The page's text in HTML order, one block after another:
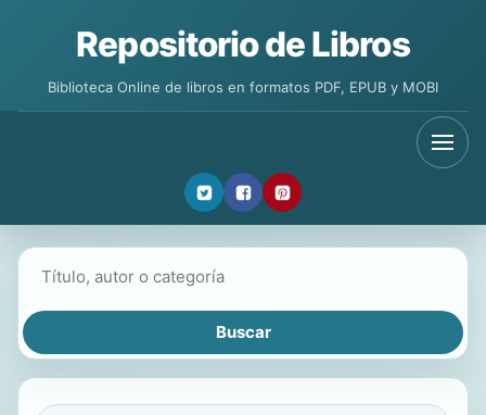
Repositorio de Libros
Biblioteca Online de libros en formatos PDF, EPUB y MOBI